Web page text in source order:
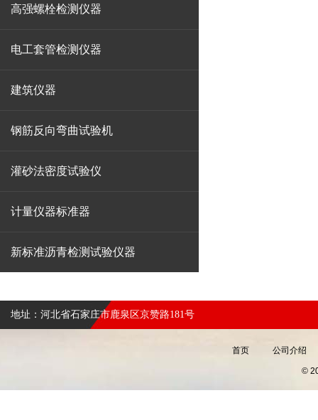
高强螺栓检测仪器
电工套管检测仪器
建筑仪器
钢筋反向弯曲试验机
灌砂法密度试验仪
计量仪器标准器
新标准沥青检测试验仪器
地址：河北省石家庄市鹿泉区京赞路181号
首页 公司介绍
©